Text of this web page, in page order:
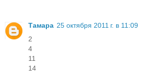
Тамара 25 октября 2011 г. в 11:09
2
4
11
14